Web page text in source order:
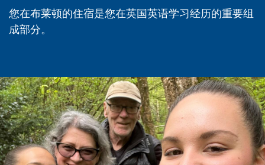
您在布莱顿的住宿是您在英国英语学习经历的重要组
成部分。